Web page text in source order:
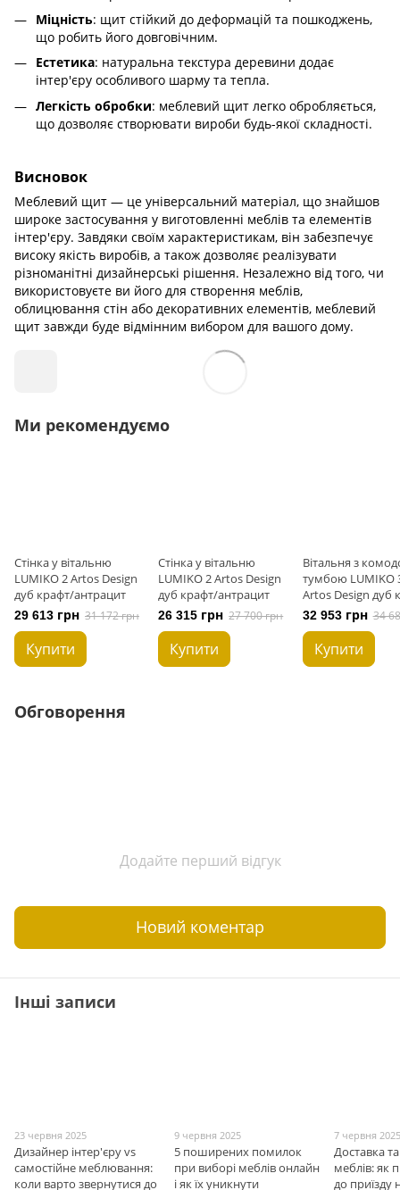
Міцність: щит стійкий до деформацій та пошкоджень,
що робить його довговічним.
Естетика: натуральна текстура деревини додає
інтер'єру особливого шарму та тепла.
Легкість обробки: меблевий щит легко обробляється,
що дозволяє створювати вироби будь-якої складності.
Висновок
Меблевий щит — це універсальний матеріал, що знайшов
широке застосування у виготовленні меблів та елементів
інтер'єру. Завдяки своїм характеристикам, він забезпечує
високу якість виробів, а також дозволяє реалізувати
різноманітні дизайнерські рішення. Незалежно від того, чи
використовуєте ви його для створення меблів,
облицювання стін або декоративних елементів, меблевий
щит завжди буде відмінним вибором для вашого дому.
Ми рекомендуємо
Стінка у вітальню
LUMIKO 2 Artos Design
дуб крафт/антрацит
29 613 грн 31 172 грн
Купити
Стінка у вітальню
LUMIKO 2 Artos Design
дуб крафт/антрацит
26 315 грн 27 700 грн
Купити
Вітальня з
тумбою LUMIKO
Artos Design дуб
антрацит
32 953 грн 34
Купити
Обговорення
Додайте перший відгук
Новий коментар
Інші записи
23 червня 2025
Дизайнер інтер'єру vs
самостійне меблювання:
коли варто звернутися до
9 червня 2025
5 поширених помилок
при виборі меблів онлайн
і як їх уникнути
7 червня
Доставка
меблів: як
до приїзду